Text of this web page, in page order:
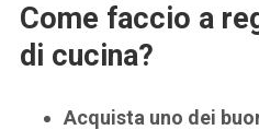
Come faccio a
di cucina?
Acquista uno dei